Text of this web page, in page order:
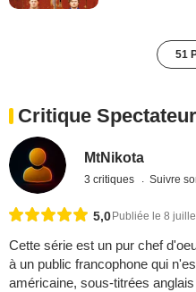
51
Critique Spectateur
MtNikota
3 critiques Suivre
5,0 Publiée le 8
Cette série est un pur chef
à un public francophone qui
américaine, sous-titrées